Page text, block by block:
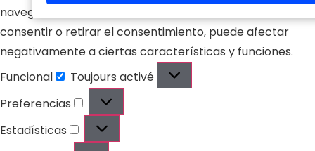
navegación o las identificaciones únicas en este sitio. No
consentir o retirar el consentimiento, puede afectar
negativamente a ciertas características y funciones.
Funcional
Toujours activé
Preferencias
Estadísticas
electrónico